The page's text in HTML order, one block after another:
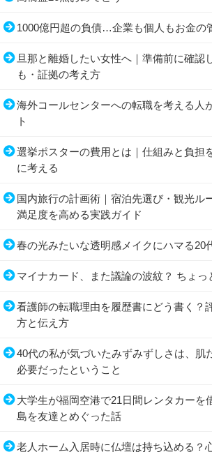
1000億円超の負債…企業も個人もお金の
旦那と離婚したい女性へ｜準備前に確認
も・証拠の考え方
海外コールセンターへの転職を考える人
ト
選挙ポスターの費用とは｜仕組みと負担
に考える
国内旅行の計画術｜宿泊先選び・観光ル
満足度を高める実践ガイド
春の光みたいな透明感メイクにハマる20
マイナカード、また議論の波紋？ ちょっ
看護師の転職理由を履歴書にどう書く？
方と伝え方
40代の私が気づいたみずみずしさは、肌
必要だったということ
大学生が福岡空港で21日間レンタカーを
島を友達とめぐった話
老人ホーム入居時に仏壇は持ち込める？